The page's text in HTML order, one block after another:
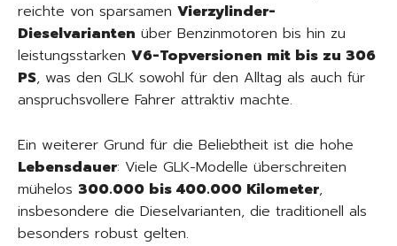
reichte von sparsamen Vierzylinder-
Dieselvarianten über Benzinmotoren bis hin zu
leistungsstarken V6-Topversionen mit bis zu 306
PS, was den GLK sowohl für den Alltag als auch für
anspruchsvollere Fahrer attraktiv machte.
Ein weiterer Grund für die Beliebtheit ist die hohe
Lebensdauer: Viele GLK-Modelle überschreiten
mühelos 300.000 bis 400.000 Kilometer,
insbesondere die Dieselvarianten, die traditionell als
besonders robust gelten.